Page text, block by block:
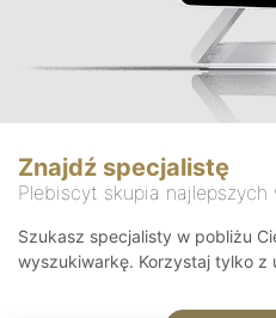
Znajdź specjalistę
Plebiscyt skupia najlepszych
Szukasz specjalisty w pobliżu
wyszukiwarkę. Korzystaj tylko z